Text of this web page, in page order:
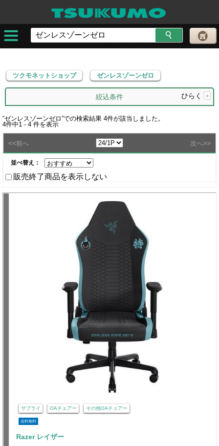
ツクモネットショップ ゼンレスゾーンゼロ
ツクモネットショップ ゼンレスゾーンゼロ
絞込条件 ひらく +
“ゼンレスゾーンゼロ”での検索結果 4件が該当しました。
4件中1 - 4 件を表示
<<前へ 次へ>>
並べ替え：
販売終了商品を表示しない
サプライ OAチェアー その他OAチェアー
送料無料
Razer レイザー